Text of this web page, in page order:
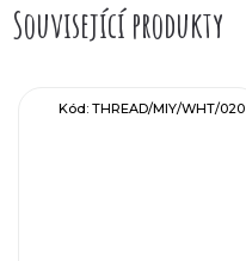
Související produkty
Kód: THREAD/MIY/WHT/020